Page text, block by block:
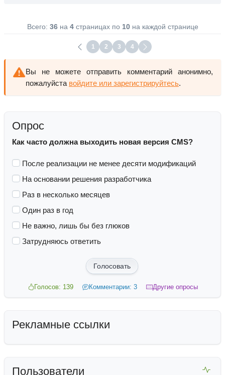
Всего: 36на 4страницах по 10на каждой странице
1 2 3 4
Вы не можете отправить комментарий анонимно,
пожалуйста войдите или зарегистрируйтесь.
Опрос
Как часто должна выходить новая версия CMS?
После реализации не менее десяти модификаций
На основании решения разработчика
Раз в несколько месяцев
Один раз в год
Не важно, лишь бы без глюков
Затрудняюсь ответить
Голосовать
Голосов: 139 Комментарии: 3 Другие опросы
Рекламные ссылки
Пользователи